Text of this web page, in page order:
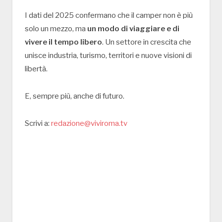
I dati del 2025 confermano che il camper non è più
solo un mezzo, ma un modo di viaggiare e di
vivere il tempo libero. Un settore in crescita che
unisce industria, turismo, territori e nuove visioni di
libertà.
E, sempre più, anche di futuro.
Scrivi a: redazione@viviroma.tv